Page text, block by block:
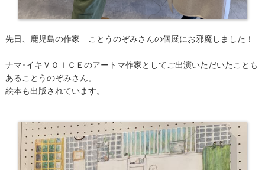
先日、鹿児島の作家 ことうのぞみさんの個展にお邪魔しました！
ナマ･イキＶＯＩＣＥのアートマ作家としてご出演いただいたことも
あることうのぞみさん。
絵本も出版されています。